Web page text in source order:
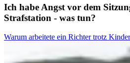
Ich habe Angst vor dem
Strafstation - was tun?
Warum arbeitete ein Richter trotz